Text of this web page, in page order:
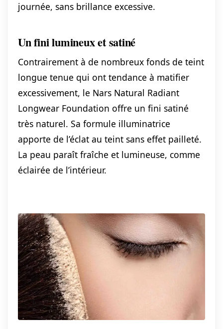
journée, sans brillance excessive.
Un fini lumineux et satiné
Contrairement à de nombreux fonds de teint
longue tenue qui ont tendance à matifier
excessivement, le Nars Natural Radiant
Longwear Foundation offre un fini satiné
très naturel. Sa formule illuminatrice
apporte de l’éclat au teint sans effet pailleté.
La peau paraît fraîche et lumineuse, comme
éclairée de l’intérieur.